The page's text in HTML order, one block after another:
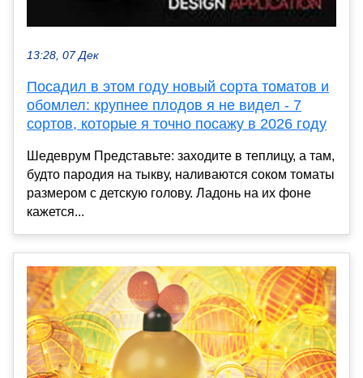
13:28, 07 Дек
Посадил в этом году новый сорта томатов и
обомлел: крупнее плодов я не видел - 7
сортов, которые я точно посажу в 2026 году
Шедеврум Представьте: заходите в теплицу, а там,
будто пародия на тыкву, наливаются соком томаты
размером с детскую голову. Ладонь на их фоне
кажется...